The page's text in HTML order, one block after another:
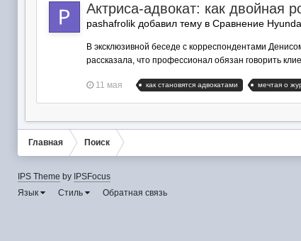
Актриса‑адвокат: как двойная
pashafrolik добавил тему в Сравнение
В эксклюзивной беседе с корреспондентами
рассказала, что профессионал обязан говорить
11 мая как становятся адвокатами мечтая о
Главная Поиск
IPS Theme by IPSFocus
Язык
Стиль Обратная связь